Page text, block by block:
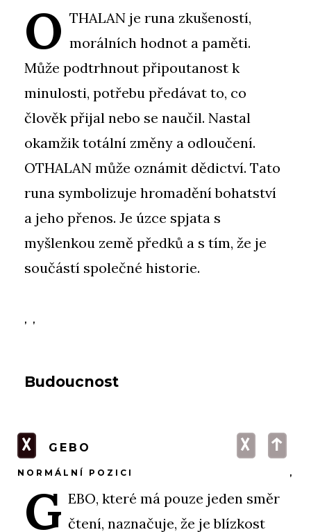
O THALAN je runa zkušeností,
morálních hodnot a paměti.
Může podtrhnout připoutanost k
minulosti, potřebu předávat to, co
člověk přijal nebo se naučil. Nastal
okamžik totální změny a odloučení.
OTHALAN může oznámit dědictví. Tato
runa symbolizuje hromadění bohatství
a jeho přenos. Je úzce spjata s
myšlenkou země předků a s tím, že je
součástí společné historie.
, ,
Budoucnost
G GEBO
NORMÁLNÍ POZICI
G t
,
G EBO, které má pouze jeden směr
čtení, naznačuje, že je blízkost